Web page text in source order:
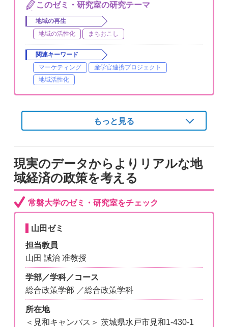
このゼミ・研究室の研究テーマ
地域の再生
地域の活性化
まちおこし
関連キーワード
マーケティング
産学官連携プロジェクト
地域活性化
もっと見る
現実のデータからよりリアルな地
域経済の政策を考える
常磐大学のゼミ・研究室をチェック
山田ゼミ
担当教員
山田 誠治 准教授
学部／学科／コース
総合政策学部 ／総合政策学科
所在地
＜見和キャンパス＞ 茨城県水戸市見和1-430-1